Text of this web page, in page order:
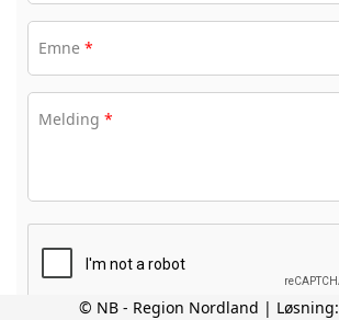
Emne *
Melding *
© NB - Region Nordland | Løsning: